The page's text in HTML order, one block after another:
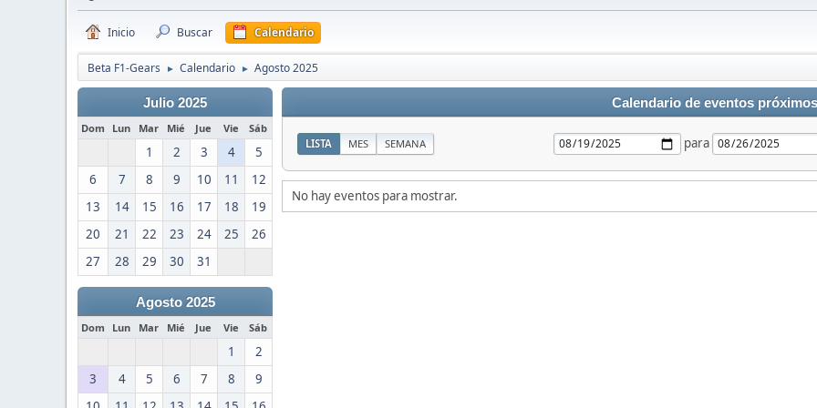
Inicio Buscar Calendario
Beta F1-Gears ► Calendario ► Agosto 2025
Julio 2025
Dom Lun Mar Mié Jue Vie Sáb
1 2 3 4
5
6
7 8 9 10 11
12
13
14 15 16 17 18
19
20
21 22 23 24 25
26
27
28 29 30 31
Agosto 2025
Dom Lun Mar Mié Jue Vie Sáb
1
2
3
4 5 6 7 8
9
Calendario de eventos próximos
LISTA MES SEMANA para
No hay eventos para mostrar.